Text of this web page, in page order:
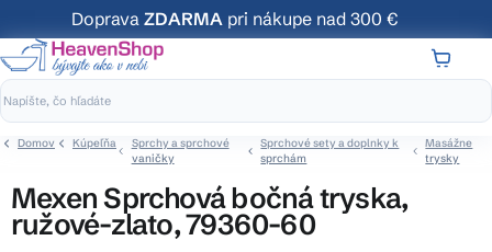
na
obsah
Doprava ZDARMA pri nákupe nad 300 €
Domov Kúpeľňa
Sprchy a sprchové
vaničky
Sprchové sety a doplnky k
sprchám
Masážne
trysky
Mexen Sprchová bočná tryska,
ružové-zlato, 79360-60